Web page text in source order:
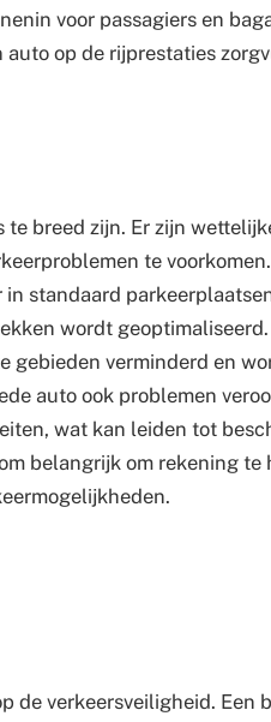
voor passagiers en
op de rijprestaties
breed zijn. Er zijn
te
in standaard
wordt
gebieden verminderd en
auto ook problemen
wat kan leiden tot
belangrijk om rekening te
de verkeersveiligheid. Een